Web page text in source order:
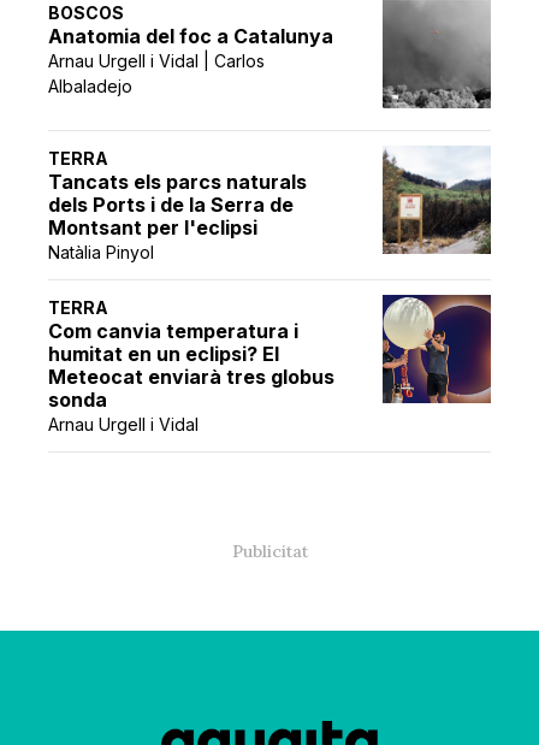
BOSCOS
Anatomia del foc a Catalunya
Arnau Urgell i Vidal | Carlos
Albaladejo
TERRA
Tancats els parcs naturals
dels Ports i de la Serra de
Montsant per l'eclipsi
Natàlia Pinyol
TERRA
Com canvia temperatura i
humitat en un eclipsi? El
Meteocat enviarà tres globus
sonda
Arnau Urgell i Vidal